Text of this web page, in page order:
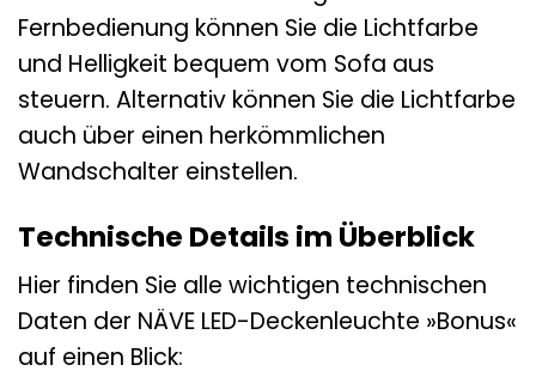
Fernbedienung können Sie die Lichtfarbe
und Helligkeit bequem vom Sofa aus
steuern. Alternativ können Sie die Lichtfarbe
auch über einen herkömmlichen
Wandschalter einstellen.
Technische Details im Überblick
Hier finden Sie alle wichtigen technischen
Daten der NÄVE LED-Deckenleuchte »Bonus«
auf einen Blick: